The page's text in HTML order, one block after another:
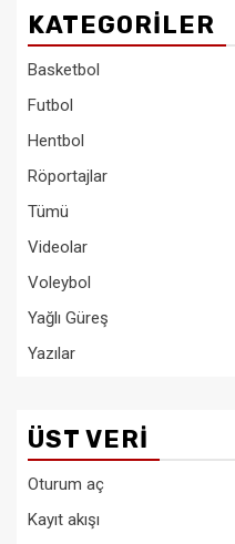
KATEGORILER
Basketbol
Futbol
Hentbol
Röportajlar
Tümü
Videolar
Voleybol
Yağlı Güreş
Yazılar
ÜST VERI
Oturum aç
Kayıt akışı